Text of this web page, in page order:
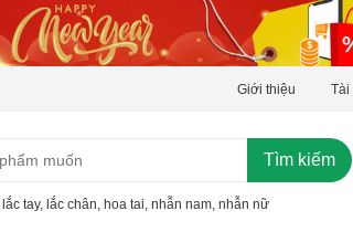
Giới thiệu Tài
Tìm kiếm
lắc tay, lắc chân hoa tai nhẫn nam nhẫn nữ